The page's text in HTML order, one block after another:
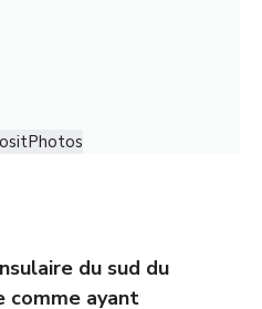
du sud du
comme ayant